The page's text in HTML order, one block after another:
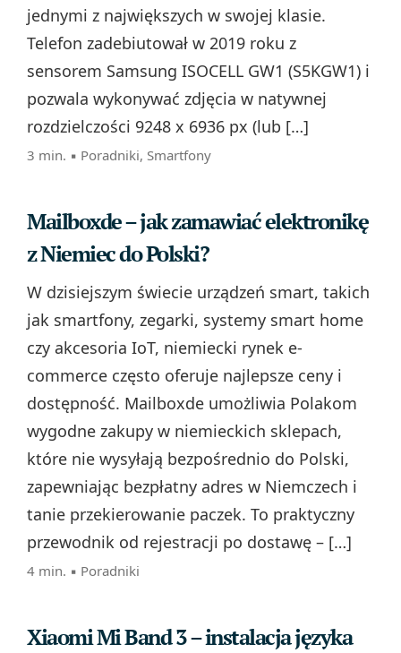
jednymi z największych w swojej klasie.
Telefon zadebiutował w 2019 roku z
sensorem Samsung ISOCELL GW1 (S5KGW1) i
pozwala wykonywać zdjęcia w natywnej
rozdzielczości 9248 x 6936 px (lub […]
3 min. ▪ Poradniki, Smartfony
Mailboxde – jak zamawiać elektronikę
z Niemiec do Polski?
W dzisiejszym świecie urządzeń smart, takich
jak smartfony, zegarki, systemy smart home
czy akcesoria IoT, niemiecki rynek e-
commerce często oferuje najlepsze ceny i
dostępność. Mailboxde umożliwia Polakom
wygodne zakupy w niemieckich sklepach,
które nie wysyłają bezpośrednio do Polski,
zapewniając bezpłatny adres w Niemczech i
tanie przekierowanie paczek. To praktyczny
przewodnik od rejestracji po dostawę – […]
4 min. ▪ Poradniki
Xiaomi Mi Band 3 – instalacja języka